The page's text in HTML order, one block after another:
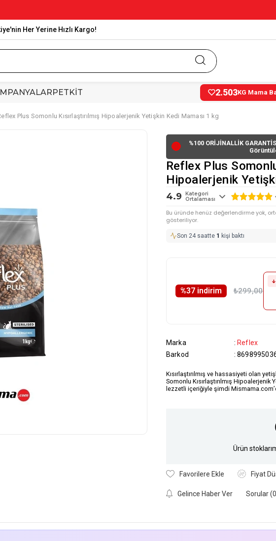
Her Yerine Hızlı Kargo!
PETKİT 2.503KG Mama
Plus Somonlu Kısırlaştırılmış Hipoalerjenik Yetişkin Kedi Maması 1 kg
🔴
%100 ORİJİNALLİK
Reflex Plus
Hipoalerjenik
4.9
Kategori
Ortalaması
Bu üründe henüz değerlendirme yok,
gösteriliyor.
Son 24 saatte 1 kişi baktı
%37 i̇ndirim ₺299,00
Marka : Reflex
Barkod
:
Kısırlaştırılmış ve hassasiyeti olan
Somonlu Kısırlaştırılmış
lezzetli içeriğiyle şimdi
Ürün
Favorilere Ekle Fiyat
Gelince Haber Ver Sorular